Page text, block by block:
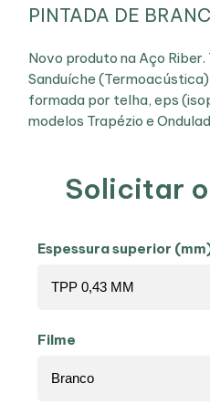
PINTADA DE
Novo produto na Aço Riber.
Sanduíche
formada por telha, eps
modelos Trapézio e
Solicitar
Espessura superior
Filme